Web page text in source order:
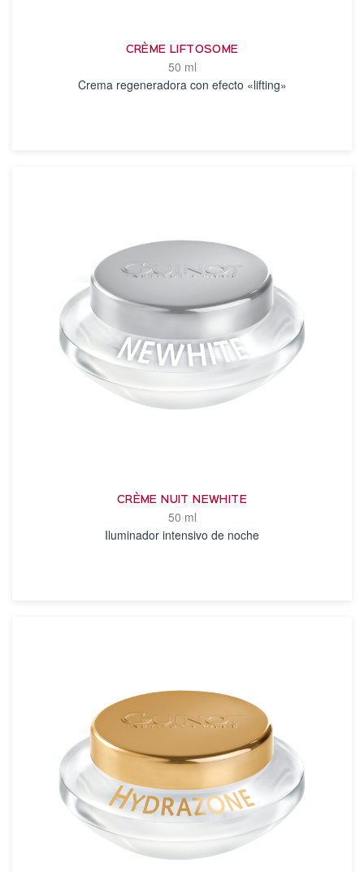
CRÈME LIFTOSOME
50 ml
Crema regeneradora con efecto «lifting»
CRÈME NUIT NEWHITE
50 ml
Iluminador intensivo de noche